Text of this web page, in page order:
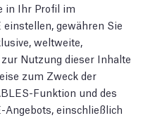
in Ihr Profil im
einstellen, gewähren Sie
weltweite,
Nutzung dieser Inhalte
zum Zweck der
Funktion und des
Angebots, einschließlich